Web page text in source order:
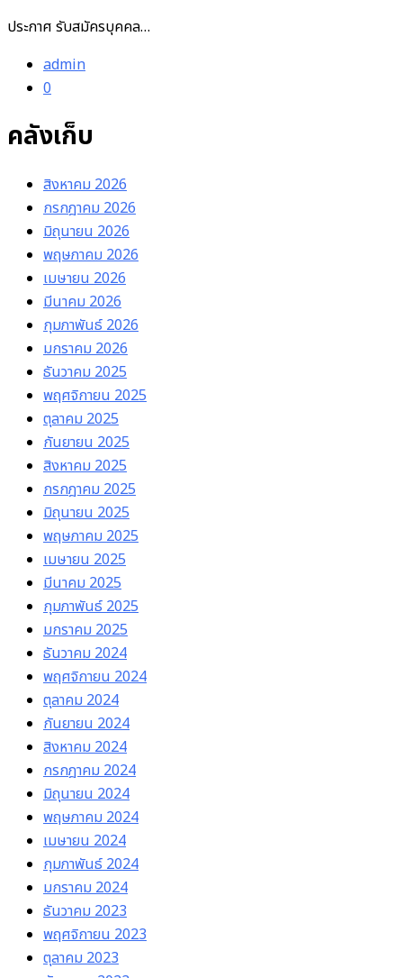
ประกาศ รับสมัครบุคคล…
admin
0
คลังเก็บ
สิงหาคม 2026
กรกฎาคม 2026
มิถุนายน 2026
พฤษภาคม 2026
เมษายน 2026
มีนาคม 2026
กุมภาพันธ์ 2026
มกราคม 2026
ธันวาคม 2025
พฤศจิกายน 2025
ตุลาคม 2025
กันยายน 2025
สิงหาคม 2025
กรกฎาคม 2025
มิถุนายน 2025
พฤษภาคม 2025
เมษายน 2025
มีนาคม 2025
กุมภาพันธ์ 2025
มกราคม 2025
ธันวาคม 2024
พฤศจิกายน 2024
ตุลาคม 2024
กันยายน 2024
สิงหาคม 2024
กรกฎาคม 2024
มิถุนายน 2024
พฤษภาคม 2024
เมษายน 2024
กุมภาพันธ์ 2024
มกราคม 2024
ธันวาคม 2023
พฤศจิกายน 2023
ตุลาคม 2023